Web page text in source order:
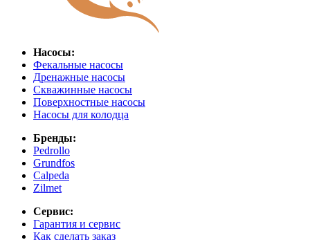
Насосы:
Фекальные насосы
Дренажные насосы
Скважинные насосы
Поверхностные насосы
Насосы для колодца
Бренды:
Pedrollo
Grundfos
Calpeda
Zilmet
Сервис:
Гарантия и сервис
Как сделать заказ